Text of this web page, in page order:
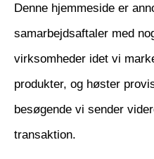
Denne hjemmeside er
samarbejdsaftaler med
virksomheder idet vi
produkter, og høster
besøgende vi sender
transaktion.